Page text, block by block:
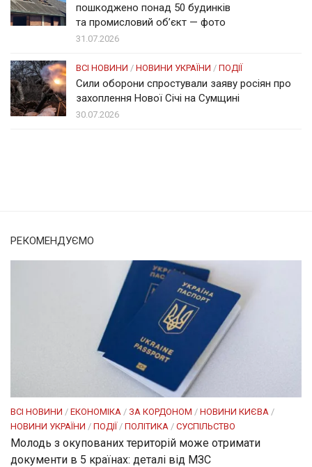
пошкоджено понад 50 будинків
та промисловий об’єкт — фото
31.07.2026
ВСІ НОВИНИ / НОВИНИ УКРАЇНИ / ПОДІЇ
Сили оборони спростували заяву росіян про
захоплення Нової Січі на Сумщині
30.07.2026
РЕКОМЕНДУЄМО
ВСІ НОВИНИ / ЕКОНОМІКА / ЗА КОРДОНОМ / НОВИНИ КИЄВА /
НОВИНИ УКРАЇНИ / ПОДІЇ / ПОЛІТИКА / СУСПІЛЬСТВО
Молодь з окупованих територій може отримати
документи в 5 країнах: деталі від МЗС